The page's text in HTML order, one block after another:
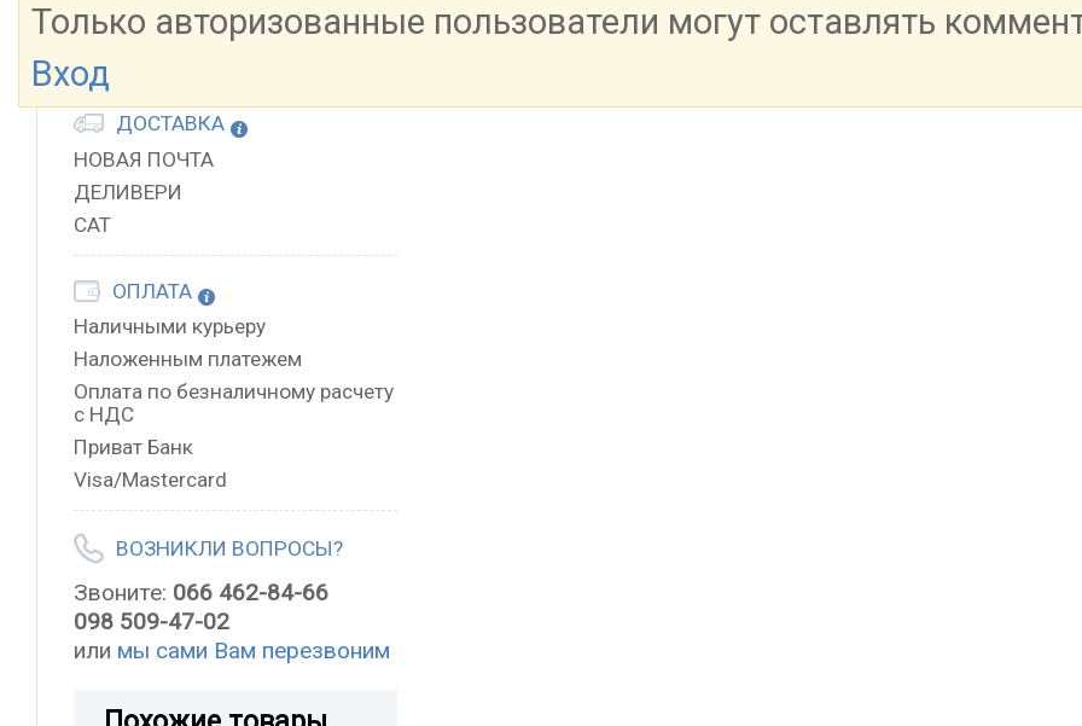
Только авторизованные пользователи могут оставлять
Вход
ДОСТАВКА
НОВАЯ ПОЧТА
ДЕЛИВЕРИ
САТ
ОПЛАТА
Наличными курьеру
Наложенным платежем
Оплата по безналичному расчету
с НДС
Приват Банк
Visa/Mastercard
ВОЗНИКЛИ ВОПРОСЫ?
Звоните: 066 462-84-66
098 509-47-02
или мы сами Вам перезвоним